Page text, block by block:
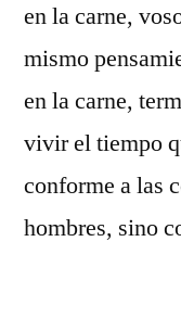
en la carne,
mismo
en la carne,
vivir el tiempo
conforme a las
hombres, sino